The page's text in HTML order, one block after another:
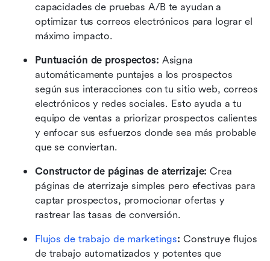
capacidades de pruebas A/B te ayudan a
optimizar tus correos electrónicos para lograr el
máximo impacto.
Puntuación de prospectos: Asigna
automáticamente puntajes a los prospectos
según sus interacciones con tu sitio web, correos
electrónicos y redes sociales. Esto ayuda a tu
equipo de ventas a priorizar prospectos calientes
y enfocar sus esfuerzos donde sea más probable
que se conviertan.
Constructor de páginas de aterrizaje: Crea
páginas de aterrizaje simples pero efectivas para
captar prospectos, promocionar ofertas y
rastrear las tasas de conversión.
Flujos de trabajo de marketings: Construye flujos
de trabajo automatizados y potentes que